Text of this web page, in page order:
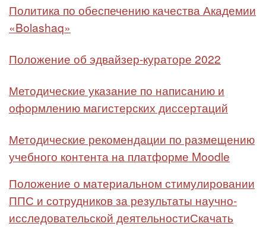
Политика по обеспечению качества Академии
«Bolashaq»
Положение об эдвайзер-кураторе 2022
Методические указание по написанию и
оформлению магистерских диссертаций
Методические рекомендации по размещению
учебного контента на платформе Moodle
Положение о материальном стимулировании
ППС и сотрудников за результаты научно-
исследовательской деятельностиСкачать